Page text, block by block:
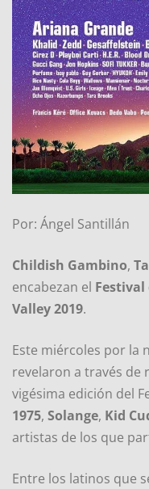
Por: Ángel Santillán
Childish Gambino,
encabezan el Festival
Valley 2019.
Este miércoles por la
revelaron a través de
vigésima edición del
1975, Solange, Kid
artistas de los que
Entre los latinos que